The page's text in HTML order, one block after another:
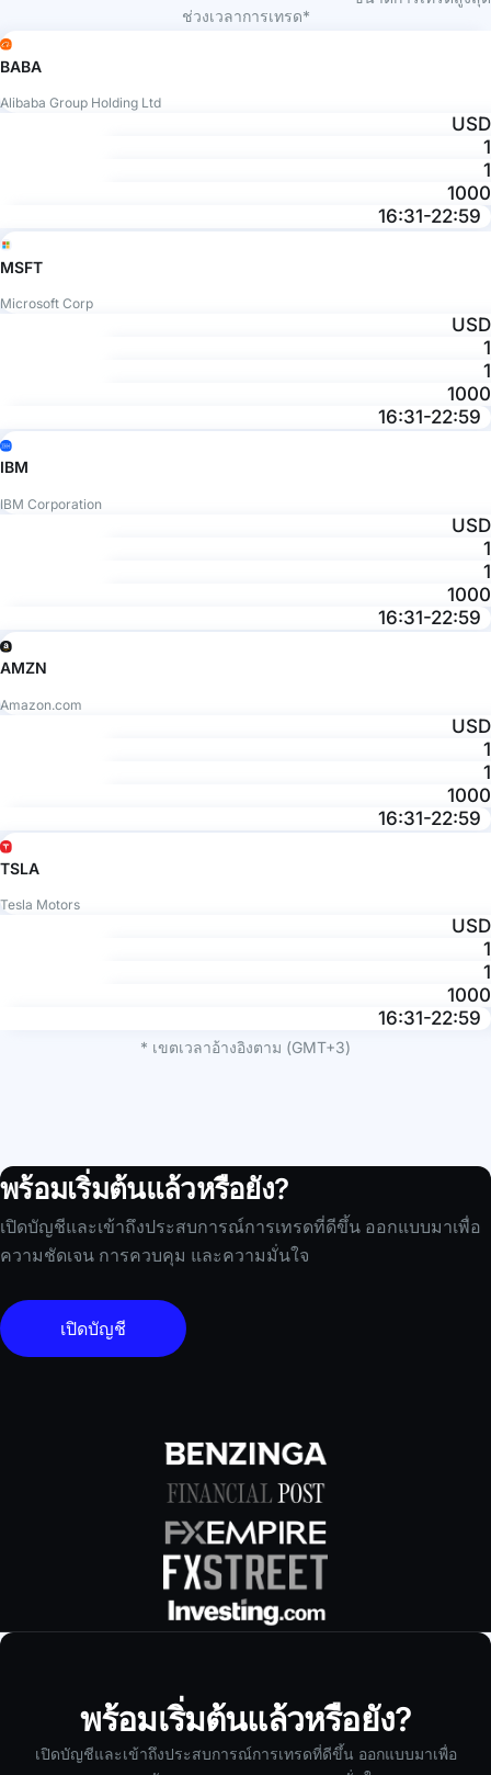
ช่วงเวลาการเทรด*
BABA
Alibaba Group Holding Ltd
USD
1
1
1000
16:31-22:59
MSFT
Microsoft Corp
USD
1
1
1000
16:31-22:59
IBM
IBM Corporation
USD
1
1
1000
16:31-22:59
AMZN
Amazon.com
USD
1
1
1000
16:31-22:59
TSLA
Tesla Motors
USD
1
1
1000
16:31-22:59
* เขตเวลาอ้างอิงตาม (GMT+3)
พร้อมเริ่มต้นแล้วหรือยัง?
เปิดบัญชีและเข้าถึงประสบการณ์การเทรดที่ดีขึ้น ออกแบบมาเพื่อ
ความชัดเจน การควบคุม และความมั่นใจ
เปิดบัญชี
พร้อมเริ่มต้นแล้วหรือยัง?
เปิดบัญชีและเข้าถึงประสบการณ์การเทรดที่ดีขึ้น ออกแบบมาเพื่อ